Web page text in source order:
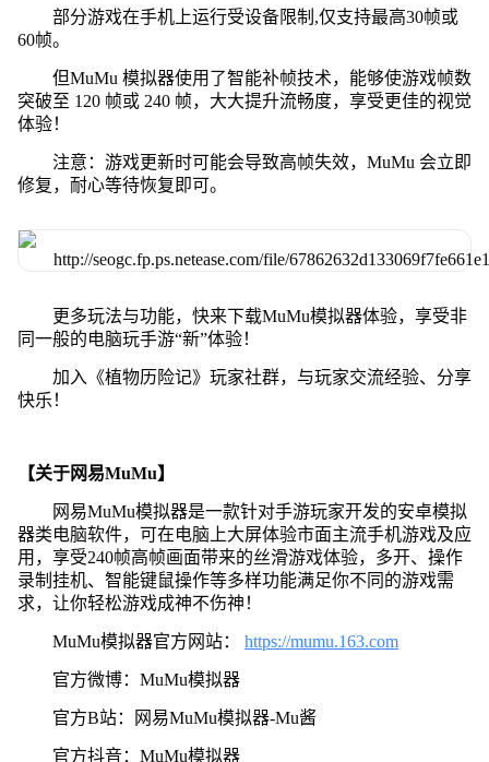
部分游戏在手机上运行受设备限制,仅支持最高30帧或
60帧。
但MuMu 模拟器使用了智能补帧技术，能够使游戏帧数
突破至 120 帧或 240 帧，大大提升流畅度，享受更佳的视觉
体验！
注意：游戏更新时可能会导致高帧失效，MuMu 会立即
修复，耐心等待恢复即可。
更多玩法与功能，快来下载MuMu模拟器体验，享受非
同一般的电脑玩手游“新”体验！
加入《植物历险记》玩家社群，与玩家交流经验、分享
快乐！
【关于网易MuMu】
网易MuMu模拟器是一款针对手游玩家开发的安卓模拟
器类电脑软件，可在电脑上大屏体验市面主流手机游戏及应
用，享受240帧高帧画面带来的丝滑游戏体验，多开、操作
录制挂机、智能键鼠操作等多样功能满足你不同的游戏需
求，让你轻松游戏成神不伤神！
MuMu模拟器官方网站： https://mumu.163.com
官方微博：MuMu模拟器
官方B站：网易MuMu模拟器-Mu酱
官方抖音：MuMu模拟器